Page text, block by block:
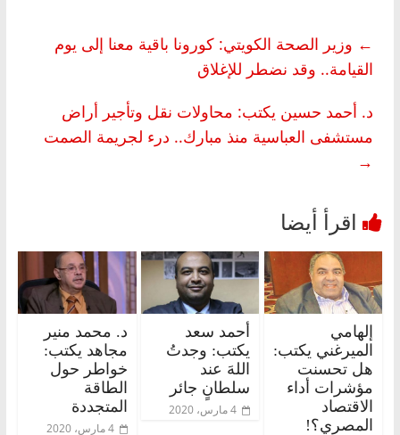
← وزير الصحة الكويتي: كورونا باقية معنا إلى يوم
القيامة.. وقد نضطر للإغلاق
د. أحمد حسين يكتب: محاولات نقل وتأجير أراض
مستشفى العباسية منذ مبارك.. درء لجريمة الصمت
→
إلهامي
الميرغني يكتب:
هل تحسنت
مؤشرات أداء
الاقتصاد
المصري؟!
أحمد سعد
يكتب: وجدتُ
اللهَ عند
سلطانٍ جائر
4 مارس، 2020
د. محمد منير
مجاهد يكتب:
خواطر حول
الطاقة
المتجددة
4 مارس، 2020